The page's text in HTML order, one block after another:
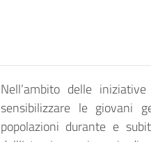
Nell’ambito delle
sensibilizzare le giovani
popolazioni durante e